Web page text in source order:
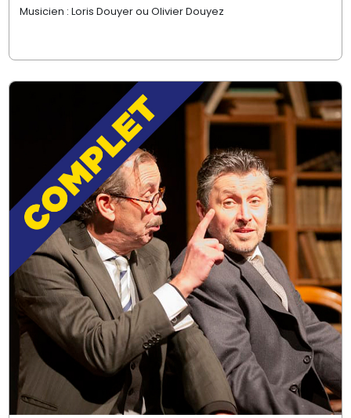
Musicien : Loris Douyer ou Olivier Douyez